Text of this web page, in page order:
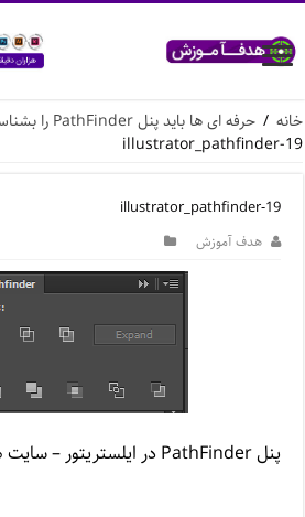
خانه / حرفه ای ها باید پنل PathFinder را بشناسند!!
illustrator_pathfinder-19
illustrator_pathfinder-19
هدف آموزش
پنل PathFinder در ایلستریتور – سایت هدف آموزش